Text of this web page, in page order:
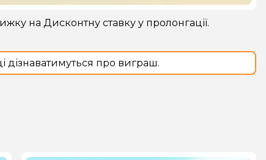
на Дисконтну ставку у пролонгації.
дізнаватимуться про виграш.